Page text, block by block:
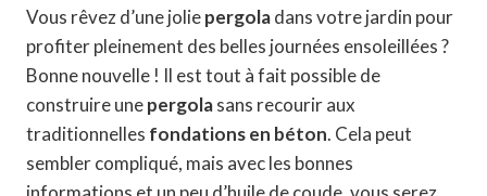
Vous rêvez d’une joliepergoladans votre jardin pour
profiter pleinement des belles journées ensoleillées ?
Bonne nouvelle ! Il est tout à fait possible de
construire unepergolasans recourir aux
traditionnelles fondations en béton. Cela peut
sembler compliqué, mais avec les bonnes